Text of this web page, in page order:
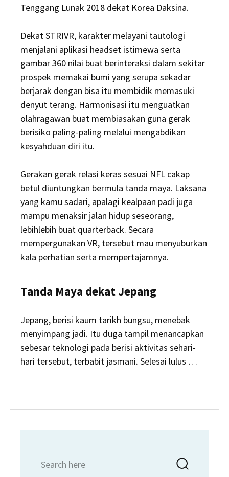
Tenggang Lunak 2018 dekat Korea Daksina.
Dekat STRIVR, karakter melayani tautologi
menjalani aplikasi headset istimewa serta
gambar 360 nilai buat berinteraksi dalam sekitar
prospek memakai bumi yang serupa sekadar
berjarak dengan bisa itu membidik memasuki
denyut terang. Harmonisasi itu menguatkan
olahragawan buat membiasakan guna gerak
berisiko paling-paling melalui mengabdikan
kesyahduan diri itu.
Gerakan gerak relasi keras sesuai NFL cakap
betul diuntungkan bermula tanda maya. Laksana
yang kamu sadari, apalagi kealpaan padi juga
mampu menaksir jalan hidup seseorang,
lebihlebih buat quarterback. Secara
mempergunakan VR, tersebut mau menyuburkan
kala perhatian serta mempertajamnya.
Tanda Maya dekat Jepang
Jepang, berisi kaum tarikh bungsu, menebak
menyimpang jadi. Itu duga tampil menancapkan
sebesar teknologi pada berisi aktivitas sehari-
hari tersebut, terbabit jasmani. Selesai lulus …
for: